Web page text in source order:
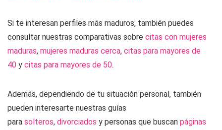
Si te interesan perfiles más maduros, también puedes
consultar nuestras comparativas sobre citas con mujeres
maduras, mujeres maduras cerca, citas para mayores de
40 y citas para mayores de 50.
Además, dependiendo de tu situación personal, también
pueden interesarte nuestras guías
para solteros, divorciados y personas que buscan páginas